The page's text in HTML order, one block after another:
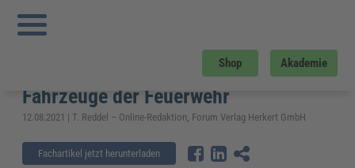
Shop Akademie
Sie sind hier:
Prüfgrundsätze für Ausrüstungen, Geräte und Fahrzeuge der Feuerwehr
Neue DGUV 305-002: Prüfgrundsätze
für Ausrüstungen, Geräte und
Fahrzeuge der Feuerwehr
12.08.2021 | T. Reddel – Online-Redaktion, Forum Verlag Herkert GmbH
Fachartikel jetzt herunterladen